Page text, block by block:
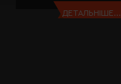
ДЕТАЛЬНІШЕ...